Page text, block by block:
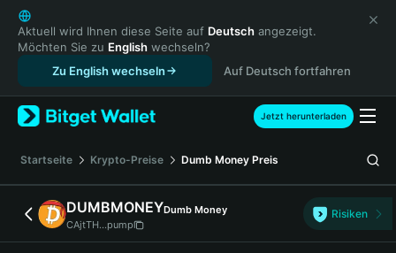
English
日本語
Tiếng Việt
Русский
Español (Latinoamérica)
Türkçe
Français
Deutsch
简体中文
繁體中文
Português (Portugal)
Aktuell wird Ihnen diese Seite auf Deutsch angezeigt.
Möchten Sie zu English wechseln?
Zu English wechseln
Auf Deutsch fortfahren
Jetzt herunterladen
Startseite Krypto-Preise Dumb Money Preis
DUMBMONEYDumb Money
CAjtTH...pump
Risiken